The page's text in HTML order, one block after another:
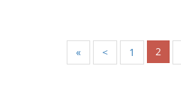
« < 1 2